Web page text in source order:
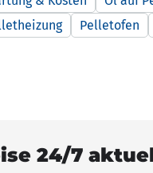
Pelletofen
24/7